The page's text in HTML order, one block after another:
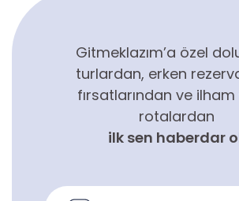
Gitmeklazım’a özel
turlardan, erken
fırsatlarından ve
rotalardan
ilk sen haberdar